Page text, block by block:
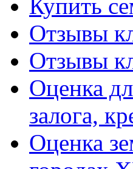
Купить
Отзывы
Отзывы
Оценка
залога,
Оценка